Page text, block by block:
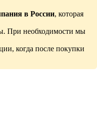
в России, которая
При необходимости мы
когда после покупки